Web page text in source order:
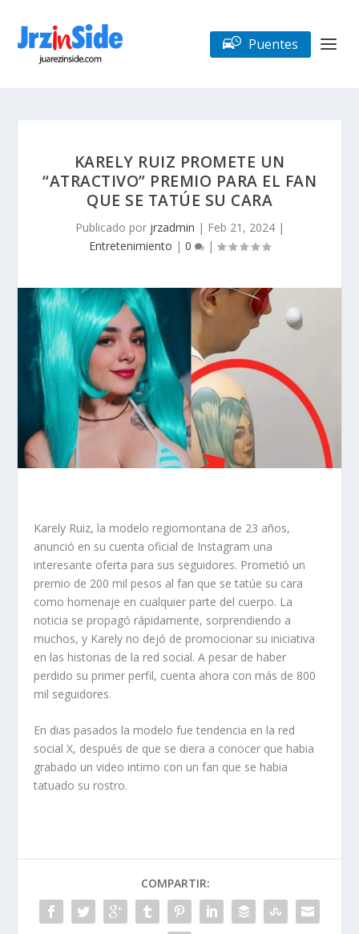
Puentes
KARELY RUIZ PROMETE UN
“ATRACTIVO” PREMIO PARA EL FAN
QUE SE TATÚE SU CARA
Publicado por jrzadmin | Feb 21, 2024|
Entretenimiento | 0 |
Karely Ruiz, la modelo regiomontana de 23 años,
anunció en su cuenta oficial de Instagram una
interesante oferta para sus seguidores. Prometió un
premio de 200 mil pesos al fan que se tatúe su cara
como homenaje en cualquier parte del cuerpo. La
noticia se propagó rápidamente, sorprendiendo a
muchos, y Karely no dejó de promocionar su iniciativa
en las historias de la red social. A pesar de haber
perdido su primer perfil, cuenta ahora con más de 800
mil seguidores.
En dias pasados la modelo fue tendencia en la red
social X, después de que se diera a conocer que habia
grabado un video intimo con un fan que se habia
tatuado su rostro.
COMPARTIR: